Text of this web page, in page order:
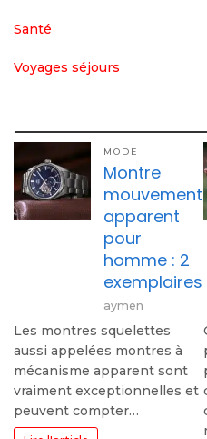
Santé
Voyages séjours
MODE
Montre
mouvement
apparent
pour
homme : 2
exemplaires
aymen
Les montres squelettes
aussi appelées montres à
mécanisme apparent sont
vraiment exceptionnelles et
peuvent compter…